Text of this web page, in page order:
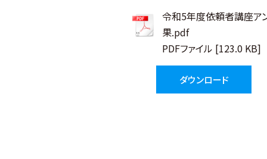
令和5年度依頼者講座ア
果.pdf
PDFファイル [123.0 KB]
ダウンロード